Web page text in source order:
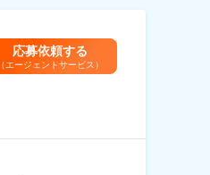
応募依頼する
（エージェントサービス）